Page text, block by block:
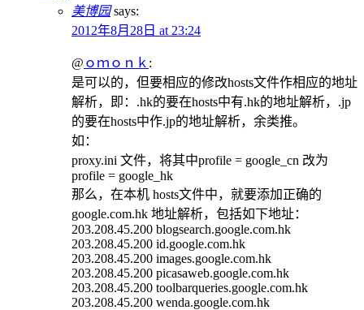
美博园 says:
2012年8月28日 at 23:24
@ ｏｍｏｎｋ :
是可以的，但要相应的修改hosts文件作相应的地址
解析，即：.hk的要在hosts中有.hk的地址解析，.jp
的要在hosts中作.jp的地址解析，余类推。
如：
proxy.ini 文件，将其中profile = google_cn 改为
profile = google_hk
那么，在本机 hosts文件中，就要添加正确的
google.com.hk 地址解析，包括如下地址：
203.208.45.200 blogsearch.google.com.hk
203.208.45.200 id.google.com.hk
203.208.45.200 images.google.com.hk
203.208.45.200 picasaweb.google.com.hk
203.208.45.200 toolbarqueries.google.com.hk
203.208.45.200 wenda.google.com.hk